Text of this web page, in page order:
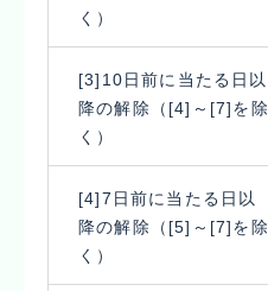
く）
[3]10日前に当たる日以
降の解除（[4]～[7]を除
く）
[4]7日前に当たる日以
降の解除（[5]～[7]を除
く）